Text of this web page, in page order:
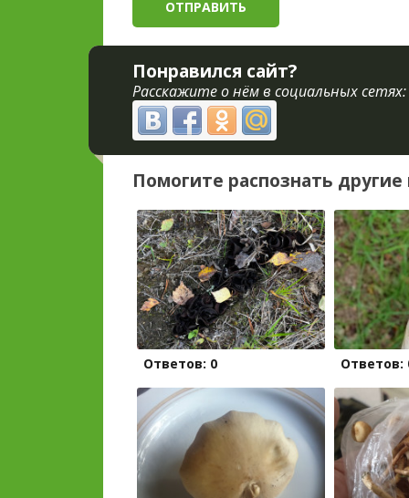
Понравился сайт?
Расскажите о нём в социальных сетях:
Помогите распознать другие
Ответов: 0 Ответов: